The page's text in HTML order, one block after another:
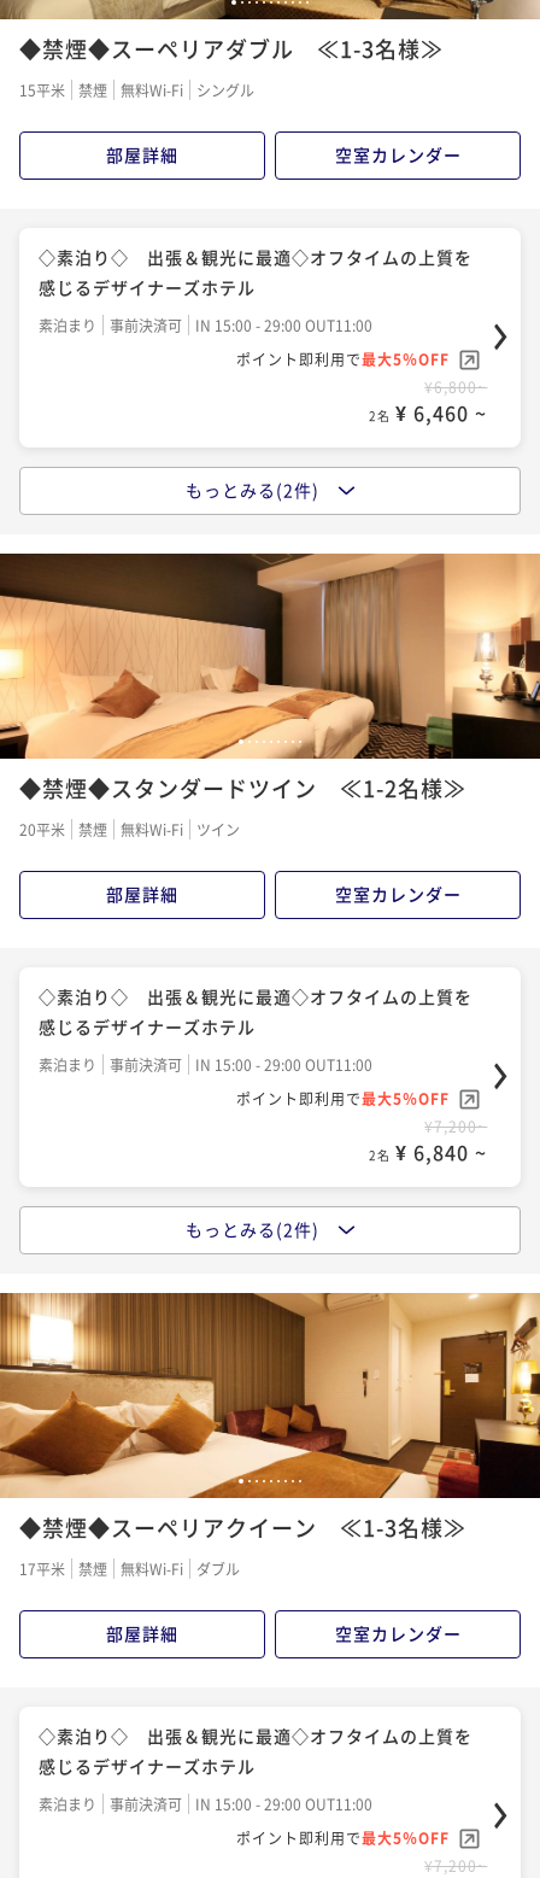
エコに！期間限定☆連泊プラン！《神戸駅徒歩2分》
¥13,550~
2名 ¥ 12,872 ~
◆禁煙◆スーペリアダブル ≪1-3名様≫
15平米 禁煙 無料Wi-Fi シングル
部屋詳細 空室カレンダー
◇素泊り◇ 出張＆観光に最適◇オフタイムの上質を
感じるデザイナーズホテル
素泊まり 事前決済可
IN 15:00 - 29:00 OUT11:00
ポイント即利用で最大5％OFF
¥6,800~
2名 ¥ 6,460 ~
◆朝食ビュッフェ付◆ご飯がすすむ彩り小鉢や「神
事前決済可
IN 15:00 - 29:00 OUT11:00
ポイント即利用で 最大5％OFF
¥11,200~
¥ 10,640 ~
◇素泊り◇【清掃なし】働く人応援☆2泊以上でお得に
エコに！期間限定☆連泊プラン！《神戸駅徒歩2分》
¥14,000~
2名 ¥ 13,300 ~
もっとみる(2件)
123 4 5 6 7 8 9
◆禁煙◆スタンダードツイン ≪1-2名様≫
20平米 禁煙 無料Wi-Fi ツイン
部屋詳細 空室カレンダー
◇素泊り◇ 出張＆観光に最適◇オフタイムの上質を
感じるデザイナーズホテル
素泊まり 事前決済可
IN 15:00 - 29:00 OUT11:00
ポイント即利用で最大5％OFF
¥7,200~
2名 ¥ 6,840 ~
◆朝食ビュッフェ付◆ご飯がすすむ彩り小鉢や「神
朝食付き
IN 15:00 - 29:00 OUT11:00
最大5％OFF
¥11,600~
2名 ¥ 11,020 ~
◇素泊り◇【清掃なし】働く人応援☆2泊以上でお得に
エコに！期間限定☆連泊プラン！《神戸駅徒歩2分》
¥14,800~
2名 ¥ 14,060 ~
もっとみる(2件)
12 3 4 5 6 7 8 9
◆禁煙◆スーペリアクイーン ≪1-3名様≫
17平米 禁煙 無料Wi-Fi ダブル
部屋詳細 空室カレンダー
◇素泊り◇ 出張＆観光に最適◇オフタイムの上質を
感じるデザイナーズホテル
素泊まり 事前決済可
IN 15:00 - 29:00 OUT11:00
ポイント即利用で最大5％OFF
¥7,200~